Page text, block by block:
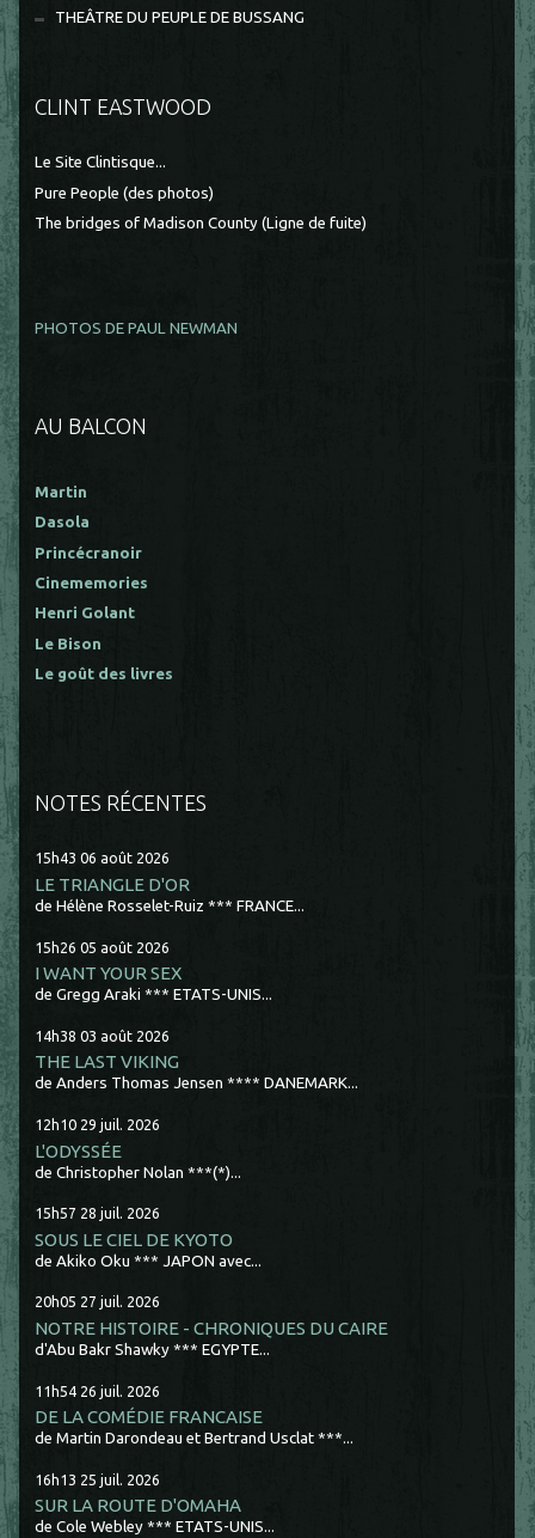
THEÂTRE DU PEUPLE DE BUSSANG
CLINT EASTWOOD
Le Site Clintisque...
Pure People (des photos)
The bridges of Madison County (Ligne de fuite)
PHOTOS DE PAUL NEWMAN
AU BALCON
Martin
Dasola
Princécranoir
Cinememories
Henri Golant
Le Bison
Le goût des livres
NOTES RÉCENTES
15h43 06 août 2026
LE TRIANGLE D'OR
de Hélène Rosselet-Ruiz *** FRANCE...
15h26 05 août 2026
I WANT YOUR SEX
de Gregg Araki *** ETATS-UNIS...
14h38 03 août 2026
THE LAST VIKING
de Anders Thomas Jensen **** DANEMARK...
12h10 29 juil. 2026
L'ODYSSÉE
de Christopher Nolan ***(*)...
15h57 28 juil. 2026
SOUS LE CIEL DE KYOTO
de Akiko Oku *** JAPON avec...
20h05 27 juil. 2026
NOTRE HISTOIRE - CHRONIQUES DU CAIRE
d'Abu Bakr Shawky *** EGYPTE...
11h54 26 juil. 2026
DE LA COMÉDIE FRANCAISE
de Martin Darondeau et Bertrand Usclat ***...
16h13 25 juil. 2026
SUR LA ROUTE D'OMAHA
de Cole Webley *** ETATS-UNIS...